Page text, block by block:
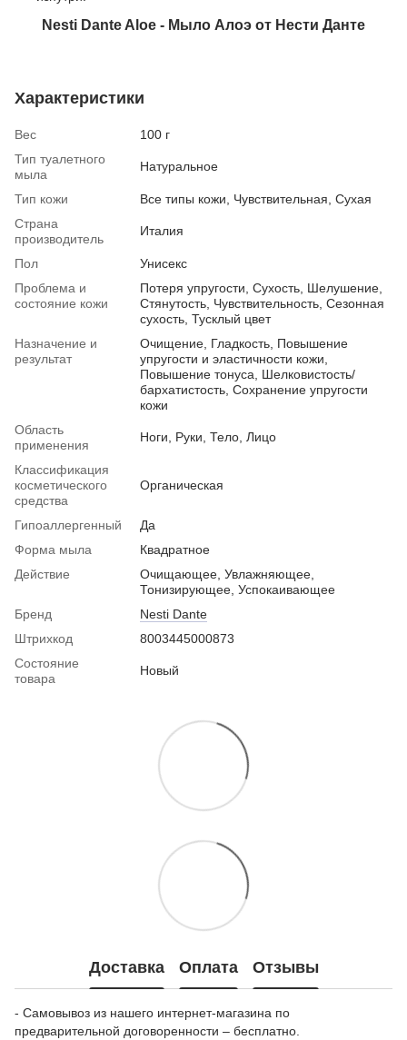
Nesti Dante Aloe - Мыло Алоэ от Нести Данте
Характеристики
Вес
100 г
Тип туалетного
мыла
Натуральное
Тип кожи
Все типы кожи, Чувствительная, Сухая
Страна
производитель
Италия
Пол
Унисекс
Проблема и
состояние кожи
Потеря упругости, Сухость, Шелушение,
Стянутость, Чувствительность, Сезонная
сухость, Тусклый цвет
Назначение и
результат
Очищение, Гладкость, Повышение
упругости и эластичности кожи,
Повышение тонуса, Шелковистость/
бархатистость, Сохранение упругости
кожи
Область
применения
Ноги, Руки, Тело, Лицо
Классификация
косметического
средства
Органическая
Гипоаллергенный
Да
Форма мыла
Квадратное
Действие
Очищающее, Увлажняющее,
Тонизирующее, Успокаивающее
Бренд
Nesti Dante
Штрихкод
8003445000873
Состояние
товара
Новый
Доставка Оплата Отзывы
- Самовывоз из нашего интернет-магазина по
предварительной договоренности – бесплатно.